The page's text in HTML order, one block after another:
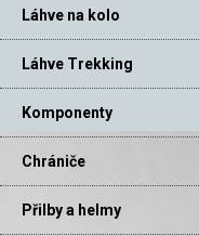
Láhve na kolo
Láhve Trekking
Komponenty
Chrániče
Přilby a helmy